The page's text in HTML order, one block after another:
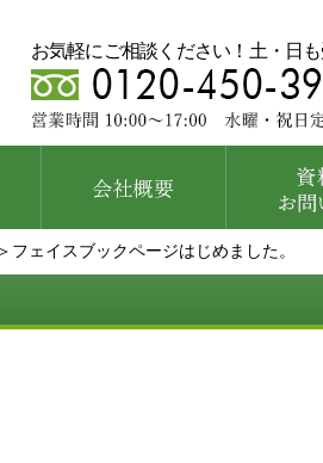
お気軽にご相談ください！土・日
＞フェイスブックページはじめました。